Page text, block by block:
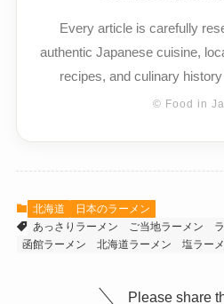
Every article is carefully
authentic Japanese cuisine,
recipes, and culinary
© Food in
北海道
日本のラーメン
あっさりラーメン
ご当地ラーメン
函館ラーメン
北海道ラーメン 塩ラー
Please share